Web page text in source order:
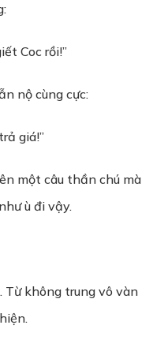
Coc rồi!”
nộ cùng cực:
giá!”
một câu thần chú mà
ù đi vậy.
không trung vô vàn